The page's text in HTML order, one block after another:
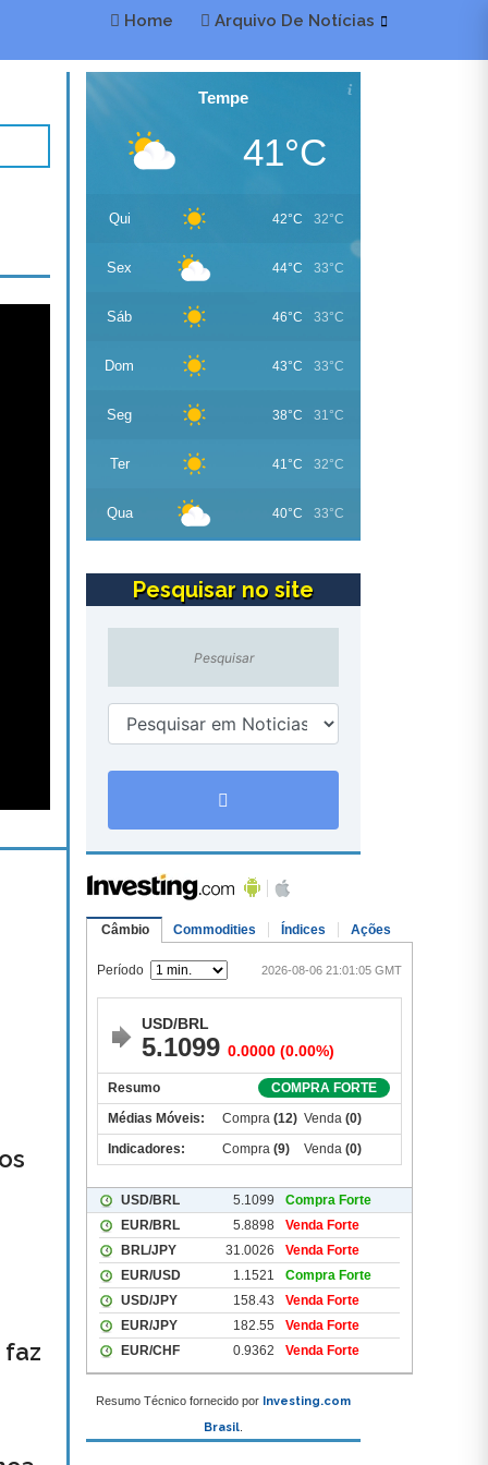
Home Arquivo De Notícias
faz
Tempe
41°C
Qui 42°C 32°C
Sex 44°C 33°C
Sáb 46°C 33°C
Dom 43°C 33°C
Seg 38°C 31°C
Ter 41°C 32°C
Qua 40°C 33°C
Pesquisar no site
Resumo Técnico fornecido por Investing.com
Brasil